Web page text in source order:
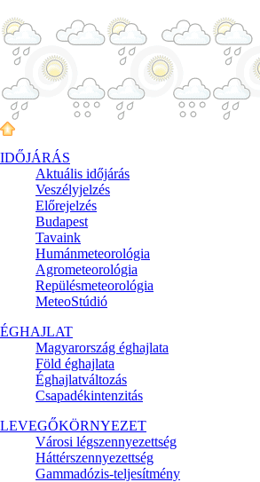
IDŐJÁRÁS
Aktuális időjárás
Veszélyjelzés
Előrejelzés
Budapest
Tavaink
Humánmeteorológia
Agrometeorológia
Repülésmeteorológia
MeteoStúdió
ÉGHAJLAT
Magyarország éghajlata
Föld éghajlata
Éghajlatváltozás
Csapadékintenzitás
LEVEGŐKÖRNYEZET
Városi légszennyezettség
Háttérszennyezettség
Gammadózis-teljesítmény